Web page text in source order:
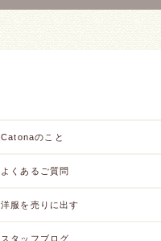
Catonaのこと
よくあるご質問
洋服を売りに出す
スタッフブログ